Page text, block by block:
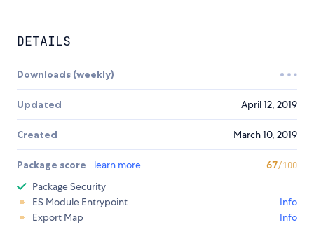
DETAILS
Downloads (weekly)
Updated April 12, 2019
Created March 10, 2019
Package score learn more 67/100
Package Security
ES Module Entrypoint
Info
Export Map
Info